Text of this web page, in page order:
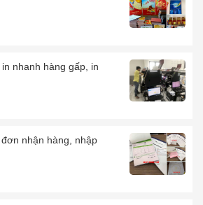
nhanh hàng gấp, in
nhận hàng, nhập